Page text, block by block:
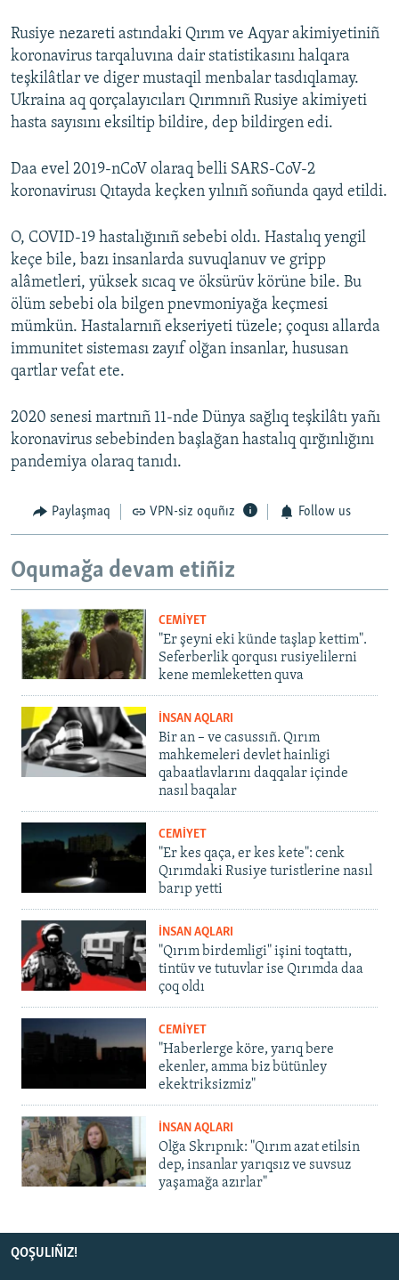
Rusiye nezareti astındaki Qırım ve Aqyar akimiyetiniñ
koronavirus tarqaluvına dair statistikasını halqara
teşkilâtlar ve diger mustaqil menbalar tasdıqlamay.
Ukraina aq qorçalayıcıları Qırımnıñ Rusiye akimiyeti
hasta sayısını eksiltip bildire, dep bildirgen edi.
Daa evel 2019-nCoV olaraq belli SARS-CoV-2
koronavirusı Qıtayda keçken yılnıñ soñunda qayd etildi.
O, COVID-19 hastalığınıñ sebebi oldı. Hastalıq yengil
keçe bile, bazı insanlarda suvuqlanuv ve gripp
alâmetleri, yüksek sıcaq ve öksürüv körüne bile. Bu
ölüm sebebi ola bilgen pnevmoniyağa keçmesi
mümkün. Hastalarnıñ ekseriyeti tüzele; çoqusı allarda
immunitet sisteması zayıf olğan insanlar, hususan
qartlar vefat ete.
2020 senesi martnıñ 11-nde Dünya sağlıq teşkilâtı yañı
koronavirus sebebinden başlağan hastalıq qırğınlığını
pandemiya olaraq tanıdı.
Paylaşmaq VPN-siz oquñız Follow us
Oqumağa devam etiñiz
CEMİYET
"Er şeyni eki künde taşlap kettim".
Seferberlik qorqusı rusiyelilerni
kene memleketten quva
İNSAN AQLARI
Bir an – ve casussıñ. Qırım
mahkemeleri devlet hainligi
qabaatlavlarını daqqalar içinde
nasıl baqalar
CEMİYET
"Er kes qaça, er kes kete": cenk
Qırımdaki Rusiye turistlerine nasıl
barıp yetti
İNSAN AQLARI
"Qırım birdemligi" işini toqtattı,
tintüv ve tutuvlar ise Qırımda daa
çoq oldı
CEMİYET
"Haberlerge köre, yarıq bere
ekenler, amma biz bütünley
ekektriksizmiz"
İNSAN AQLARI
Olğa Skrıpnık: "Qırım azat etilsin
dep, insanlar yarıqsız ve suvsuz
yaşamağa azırlar"
QOŞULIÑIZ!